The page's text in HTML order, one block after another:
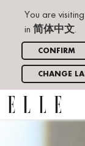
You are visiting
in 简体中文.
CONFIRM
CHANGE